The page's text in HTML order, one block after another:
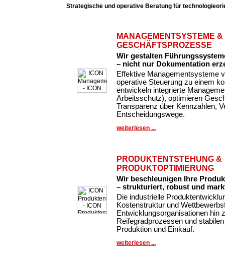
Strategische und operative Beratung für
MANAGEMENTSYSTEME &
GESCHÄFTSPROZESSE
Wir gestalten
– nicht nur Dokumentation
Effektive Managementsysteme
operative Steuerung zu einem
entwickeln integrierte
Arbeitsschutz), optimieren
Transparenz über Kennzahlen,
Entscheidungswege.
weiterlesen ...
PRODUKTENTSTEHUNG &
PRODUKTOPTIMIERUNG
Wir beschleunigen Ihre
– strukturiert, robust und
Die industrielle
Kostenstruktur und
Entwicklungsorganisationen hin
Reifegradprozessen und
Produktion und Einkauf.
weiterlesen ...